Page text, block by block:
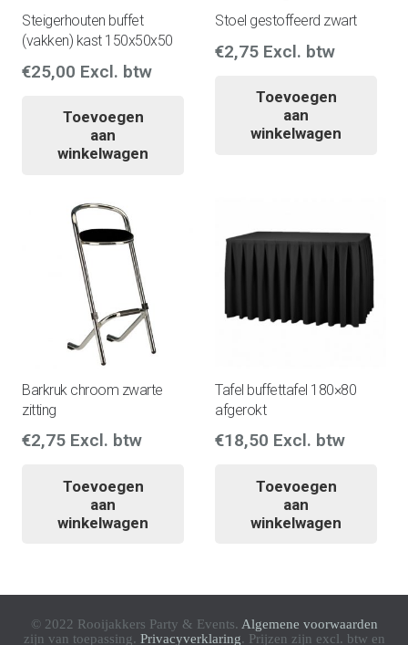
Steigerhouten buffet
(vakken) kast 150x50x50
€25,00 Excl. btw
Toevoegen
aan
winkelwagen
Stoel gestoffeerd zwart
€2,75 Excl. btw
Toevoegen
aan
winkelwagen
Barkruk chroom zwarte
zitting
€2,75 Excl. btw
Toevoegen
aan
winkelwagen
Tafel buffettafel 180×80
afgerokt
€18,50 Excl. btw
Toevoegen
aan
winkelwagen
© 2022 Rooijakkers Party & Events. Algemene voorwaarden
zijn van toepassing. Privacyverklaring. Prijzen zijn excl. btw en